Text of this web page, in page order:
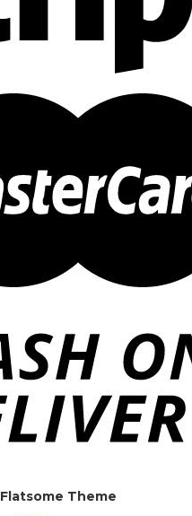
Flatsome Theme